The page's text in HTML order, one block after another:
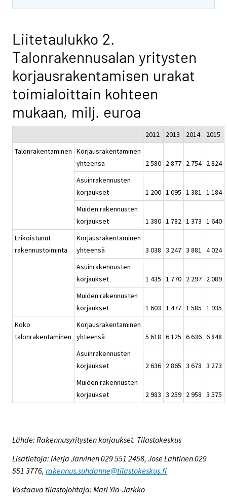
Liitetaulukko 2.
Talonrakennusalan yritysten
korjausrakentamisen urakat
toimialoittain kohteen
mukaan, milj. euroa
2012 2013 2014
2015
Talonrakentaminen Korjausrakentaminen
yhteensä
2 580 2 877 2 754 2 824
Asuinrakennusten
korjaukset
1 200 1 095 1 381 1 184
Muiden rakennusten
korjaukset
1 380 1 782 1 373 1 640
Erikoistunut
rakennustoiminta
Korjausrakentaminen
yhteensä
3 038 3 247 3 881 4 024
Asuinrakennusten
korjaukset
1 435 1 770 2 297 2 089
Muiden rakennusten
korjaukset
1 603 1 477 1 585 1 935
Koko
talonrakentaminen
Korjausrakentaminen
yhteensä
5 618 6 125 6 636 6 848
Asuinrakennusten
korjaukset
2 636 2 865 3 678 3 273
Muiden rakennusten
korjaukset
2 983 3 259 2 958 3 575
Lähde: Rakennusyritysten korjaukset. Tilastokeskus
Lisätietoja: Merja Järvinen 029 551 2458, Jose Lahtinen 029
551 3776, rakennus.suhdanne@tilastokeskus.fi
Vastaava tilastojohtaja: Mari Ylä-Jarkko